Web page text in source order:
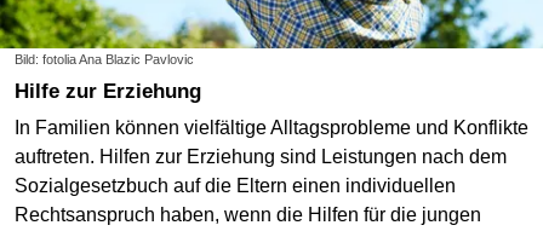
Bild: fotolia Ana Blazic Pavlovic
Hilfe zur Erziehung
In Familien können vielfältige Alltagsprobleme und Konflikte
auftreten. Hilfen zur Erziehung sind Leistungen nach dem
Sozialgesetzbuch auf die Eltern einen individuellen
Rechtsanspruch haben, wenn die Hilfen für die jungen